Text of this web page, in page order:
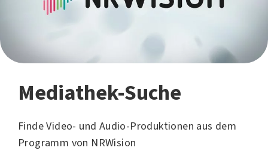
Mediathek-Suche
Finde Video- und Audio-Produktionen aus dem
Programm von NRWision